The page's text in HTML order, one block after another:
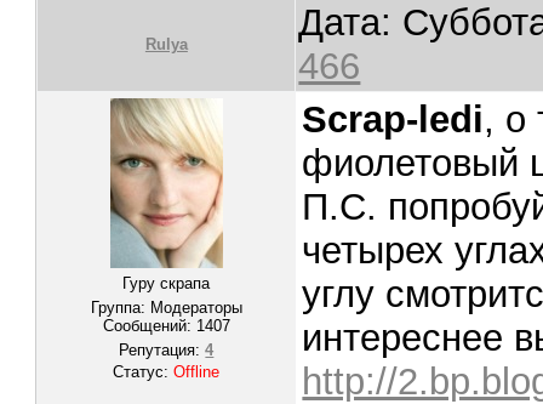
Rulya
Дата:
466
Гуру скрапа
Группа: Модераторы
Сообщений: 1407
Репутация:4
Статус:Offline
Scrap-ledi, о
фиолетовый
П.С.
четырех
углу
интереснее
http://